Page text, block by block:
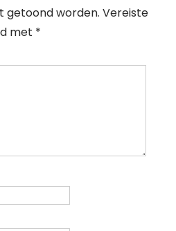
getoond worden. Vereiste
met *